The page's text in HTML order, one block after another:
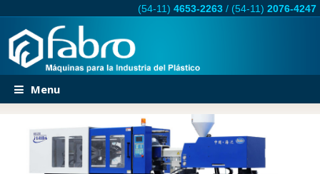
(54-11) 4653-2263 / (54-11) 2076-4247
Menu